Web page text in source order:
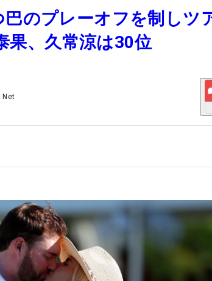
巴のプレーオフを制しツ
、久常涼は30位
Net